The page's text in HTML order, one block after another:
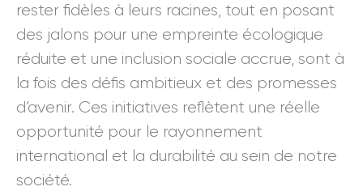
rester fidèles à leurs racines, tout en posant
des jalons pour une empreinte écologique
réduite et une inclusion sociale accrue, sont à
la fois des défis ambitieux et des promesses
d’avenir. Ces initiatives reflètent une réelle
opportunité pour le rayonnement
international et la durabilité au sein de notre
société.